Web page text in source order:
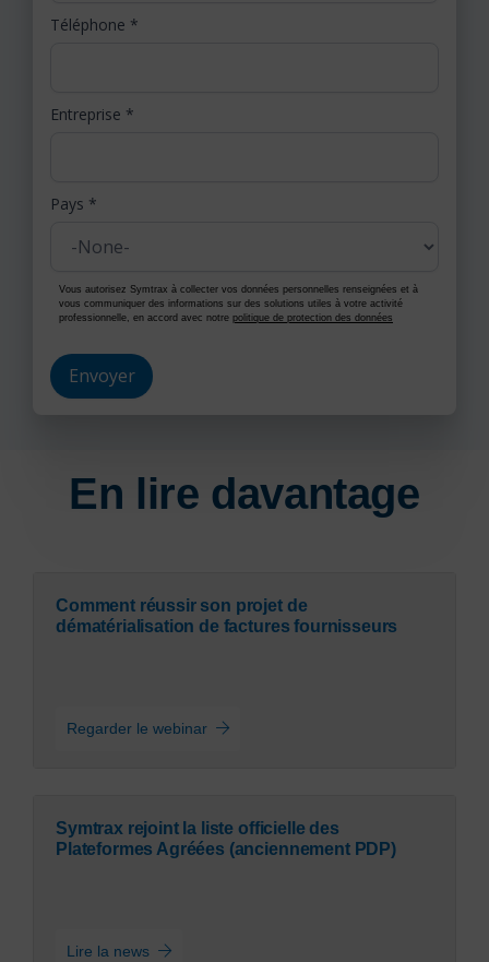
Téléphone *
Entreprise *
Pays *
Vous autorisez Symtrax à collecter vos données personnelles renseignées et à
vous communiquer des informations sur des solutions utiles à votre activité
professionnelle, en accord avec notre politique de protection des données
En lire davantage
Comment réussir son projet de
dématérialisation de factures fournisseurs
Regarder le webinar
Symtrax rejoint la liste officielle des
Plateformes Agréées (anciennement PDP)
Lire la news